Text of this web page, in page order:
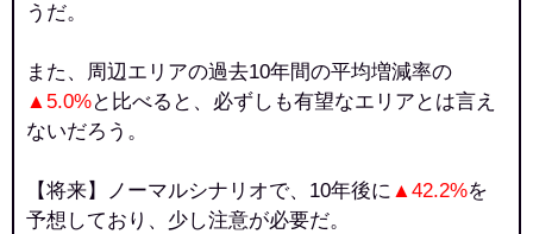
うだ。
また、周辺エリアの過去10年間の平均増減率の
▲5.0%と比べると、必ずしも有望なエリアとは言え
ないだろう。
【将来】ノーマルシナリオで、10年後に ▲42.2%を
予想しており、少し注意が必要だ。